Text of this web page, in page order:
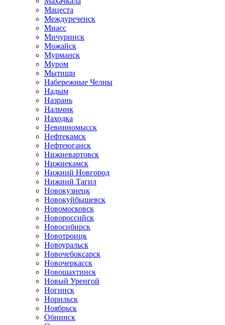
Мацеста
Междуреченск
Миасс
Мичуринск
Можайск
Мурманск
Муром
Мытищи
Набережные Челны
Надым
Назрань
Нальчик
Находка
Невинномысск
Нефтекамск
Нефтеюганск
Нижневартовск
Нижнекамск
Нижний Новгород
Нижний Тагил
Новокузнецк
Новокуйбышевск
Новомосковск
Новороссийск
Новосибирск
Новотроицк
Новоуральск
Новочебоксарск
Новочеркасск
Новошахтинск
Новый Уренгой
Ногинск
Норильск
Ноябрьск
Обнинск